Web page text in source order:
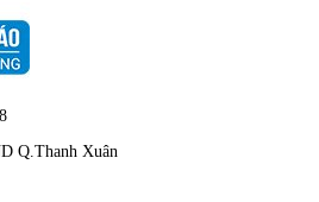
Q.Thanh Xuân